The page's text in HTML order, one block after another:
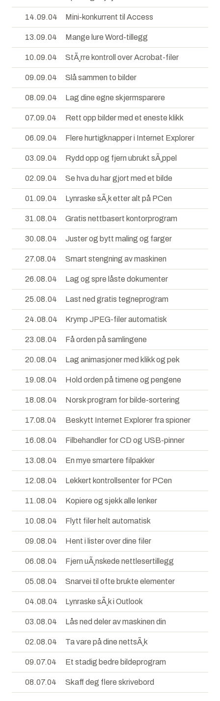
14.09.04 Mini-konkurrent til Access
13.09.04 Mange lure Word-tillegg
10.09.04 StÃ¸rre kontroll over Acrobat-filer
09.09.04 Slå sammen to bilder
08.09.04 Lag dine egne skjermsparere
07.09.04 Rett opp bilder med et eneste klikk
06.09.04 Flere hurtigknapper i Internet Explorer
03.09.04 Rydd opp og fjern ubrukt sÃ¸ppel
02.09.04 Se hva du har gjort med et bilde
01.09.04 Lynraske sÃ¸k etter alt på PCen
31.08.04 Gratis nettbasert kontorprogram
30.08.04 Juster og bytt maling og farger
27.08.04 Smart stengning av maskinen
26.08.04 Lag og spre låste dokumenter
25.08.04 Last ned gratis tegneprogram
24.08.04 Krymp JPEG-filer automatisk
23.08.04 Få orden på samlingene
20.08.04 Lag animasjoner med klikk og pek
19.08.04 Hold orden på timene og pengene
18.08.04 Norsk program for bilde-sortering
17.08.04 Beskytt Internet Explorer fra spioner
16.08.04 Filbehandler for CD og USB-pinner
13.08.04 En mye smartere filpakker
12.08.04 Lekkert kontrollsenter for PCen
11.08.04 Kopiere og sjekk alle lenker
10.08.04 Flytt filer helt automatisk
09.08.04 Hent i lister over dine filer
06.08.04 Fjern uÃ¸nskede nettlesertillegg
05.08.04 Snarvei til ofte brukte elementer
04.08.04 Lynraske sÃ¸k i Outlook
03.08.04 Lås ned deler av maskinen din
02.08.04 Ta vare på dine nettsÃ¸k
09.07.04 Et stadig bedre bildeprogram
08.07.04 Skaff deg flere skrivebord